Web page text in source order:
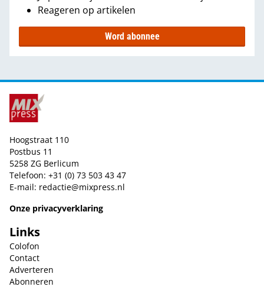
Reageren op artikelen
Word abonnee
Hoogstraat 110
Postbus 11
5258 ZG Berlicum
Telefoon: +31 (0) 73 503 43 47
E-mail: redactie@mixpress.nl
Onze privacyverklaring
Links
Colofon
Contact
Adverteren
Abonneren